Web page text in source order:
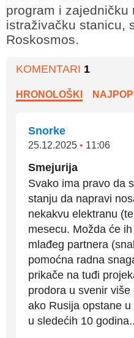
program i zajedničku
istraživačku stanicu,
Roskosmos.
KOMENTARI 1
HRONOLOŠKI
Snorke
25.12.2025 • 11:06
Smejurija
Svako ima pravo da
stanju da napravi
nekakvu elektranu
mesecu. Možda će
mlađeg partnera
pomoćna radna
prikače na tuđi
prodora u svenir
ako Rusija opstane
u sledećih 10